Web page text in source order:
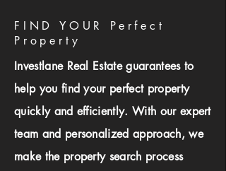
FIND YOUR Perfect
Property
Investlane Real Estate guarantees to
help you find your perfect property
quickly and efficiently. With our expert
team and personalized approach, we
make the property search process